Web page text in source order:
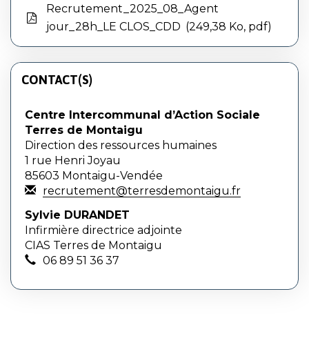
Recrutement_2025_08_Agent
jour_28h_LE CLOS_CDD
249,38 Ko, pdf
CONTACT(S)
Centre Intercommunal d’Action Sociale
Terres de Montaigu
Direction des ressources humaines
1 rue Henri Joyau
85603 Montaigu-Vendée
recrutement@terresdemontaigu.fr
Sylvie DURANDET
Infirmière directrice adjointe
CIAS Terres de Montaigu
06 89 51 36 37